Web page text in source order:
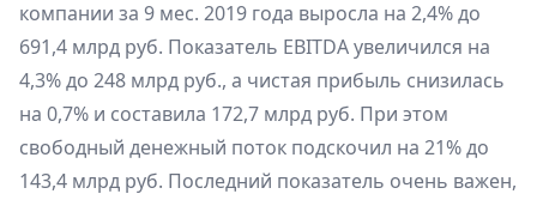
компании за 9 мес. 2019 года выросла на 2,4% до
691,4 млрд руб. Показатель EBITDA увеличился на
4,3% до 248 млрд руб., а чистая прибыль снизилась
на 0,7% и составила 172,7 млрд руб. При этом
свободный денежный поток подскочил на 21% до
143,4 млрд руб. Последний показатель очень важен,